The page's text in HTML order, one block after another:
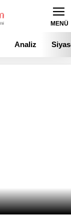
MENÜ
Analiz